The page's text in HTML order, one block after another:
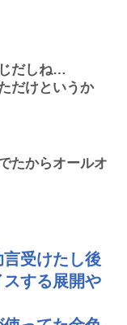
だしね…
だけというか
たからオールオ
受けたし後
する展開や